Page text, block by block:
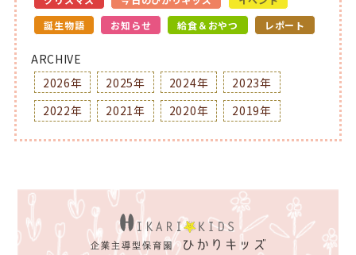
誕生物語
お知らせ 給食＆おやつ レポート
ARCHIVE
2026年
2025年 2024年
2023年
2022年
2021年 2020年 2019年